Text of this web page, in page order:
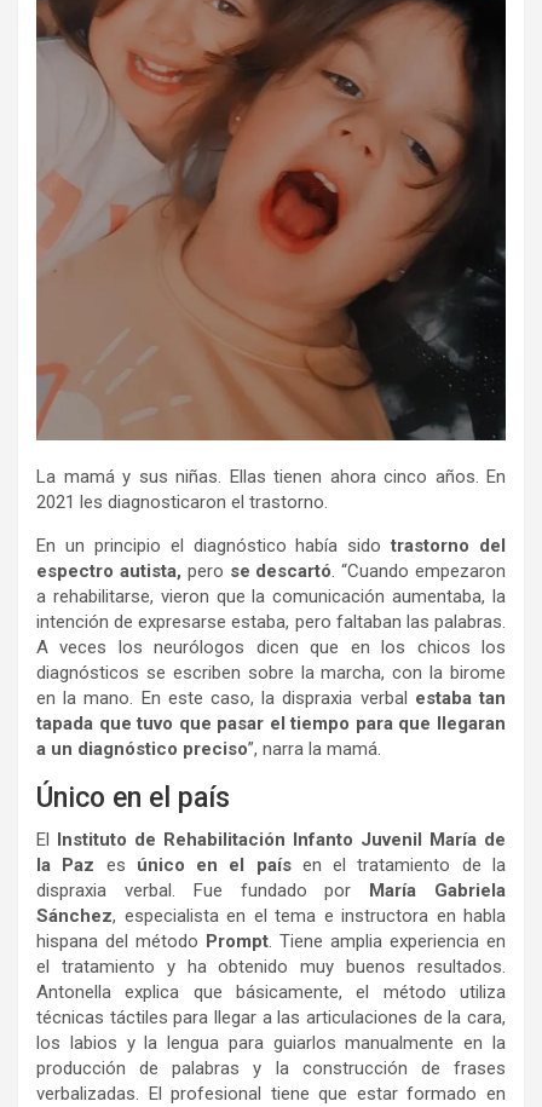
La mamá y sus niñas. Ellas tienen ahora cinco años. En
2021 les diagnosticaron el trastorno.
En un principio el diagnóstico había sidotrastorno del
espectro autista, pero se descartó. “Cuando empezaron
a rehabilitarse, vieron que la comunicación aumentaba, la
intención de expresarse estaba, pero faltaban las palabras.
A veces los neurólogos dicen que en los chicos los
diagnósticos se escriben sobre la marcha, con la birome
en la mano. En este caso, la dispraxia verbal estaba tan
tapada que tuvo que pasar el tiempo para que llegaran
a un diagnóstico preciso”, narra la mamá.
Único en el país
El
Instituto de Rehabilitación Infanto Juvenil María de
la Paz es único en el paísen el tratamiento de la
dispraxia verbal. Fue fundado por
María Gabriela
Sánchez, especialista en el tema e instructora en habla
hispana del método Prompt. Tiene amplia experiencia en
el tratamiento y ha obtenido muy buenos resultados.
Antonella explica que básicamente, el método utiliza
técnicas táctiles para llegar a las articulaciones de la cara,
los labios y la lengua para guiarlos manualmente en la
producción de palabras y la construcción de frases
verbalizadas. El profesional tiene que estar formado en